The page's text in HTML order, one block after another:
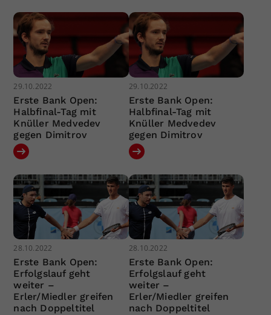
29.10.2022
Erste Bank Open:
Halbfinal-Tag mit
Knüller Medvedev
gegen Dimitrov
29.10.2022
Erste Bank Open:
Halbfinal-Tag mit
Knüller Medvedev
gegen Dimitrov
28.10.2022
Erste Bank Open:
Erfolgslauf geht
weiter –
Erler/Miedler greifen
nach Doppeltitel
28.10.2022
Erste Bank Open:
Erfolgslauf geht
weiter –
Erler/Miedler greifen
nach Doppeltitel